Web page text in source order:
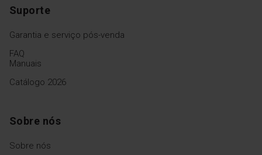
Suporte
Garantia e serviço pós-venda
FAQ
Manuais
Catálogo 2026
Sobre nós
Sobre nós